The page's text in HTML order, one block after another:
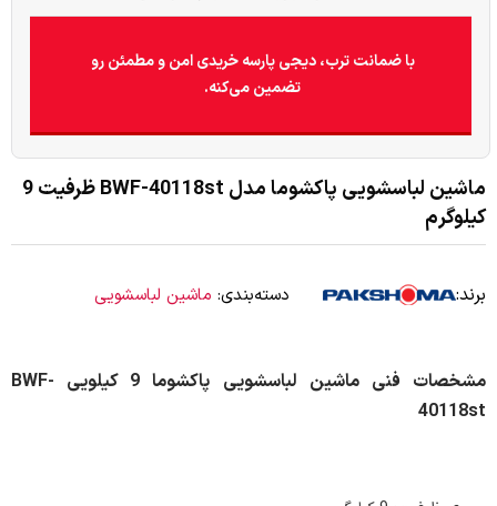
با ضمانت ترب، دیجی پارسه خریدی امن و مطمئن رو
تضمین می‌کنه.
ماشین لباسشویی پاکشوما مدل BWF-40118st ظرفیت 9
کیلوگرم
برند: دسته‌بندی: ماشین لباسشویی
مشخصات فنی ماشین لباسشویی پاکشوما 9 کیلویی BWF-
40118st